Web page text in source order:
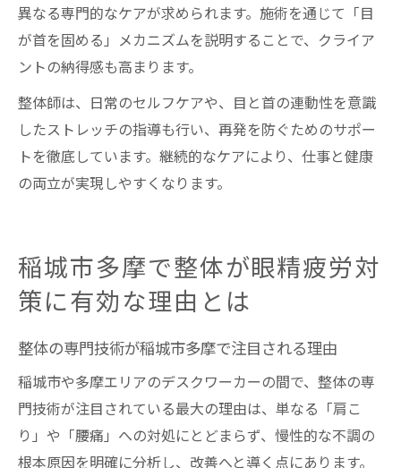
異なる専門的なケアが求められます。施術を通じて「目
が首を固める」メカニズムを説明することで、クライア
ントの納得感も高まります。
整体師は、日常のセルフケアや、目と首の連動性を意識
したストレッチの指導も行い、再発を防ぐためのサポー
トを徹底しています。継続的なケアにより、仕事と健康
の両立が実現しやすくなります。
稲城市多摩で整体が眼精疲労対
策に有効な理由とは
整体の専門技術が稲城市多摩で注目される理由
稲城市や多摩エリアのデスクワーカーの間で、整体の専
門技術が注目されている最大の理由は、単なる「肩こ
り」や「腰痛」への対処にとどまらず、慢性的な不調の
根本原因を明確に分析し、改善へと導く点にあります。